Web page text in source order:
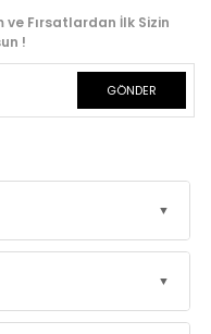
ve Fırsatlardan İlk Sizin
!
GÖNDER